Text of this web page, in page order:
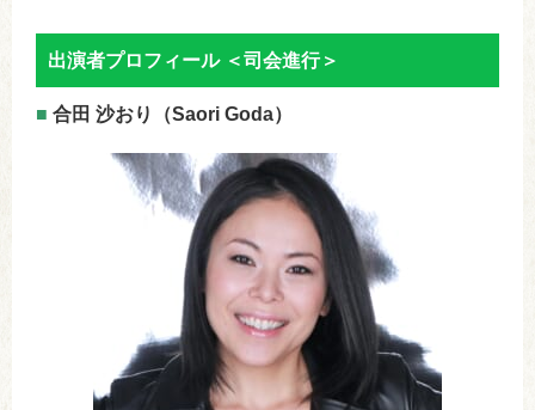
出演者プロフィール ＜司会進行＞
■ 合田 沙おり（Saori Goda）